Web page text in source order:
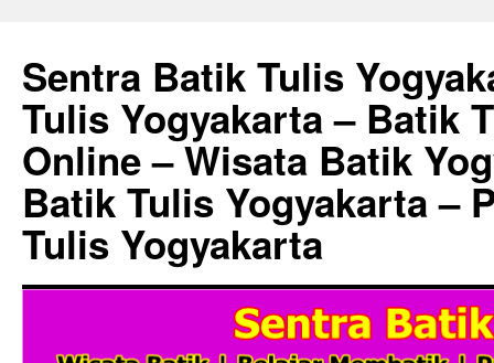
Sentra Batik Tulis
Tulis Yogyakarta – Batik
Online – Wisata Batik
Batik Tulis Yogyakarta –
Tulis Yogyakarta